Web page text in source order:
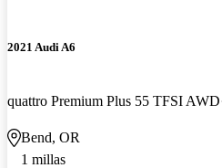
2021 Audi A6
quattro Premium Plus 55 TFSI AWD
Bend, OR
1 millas